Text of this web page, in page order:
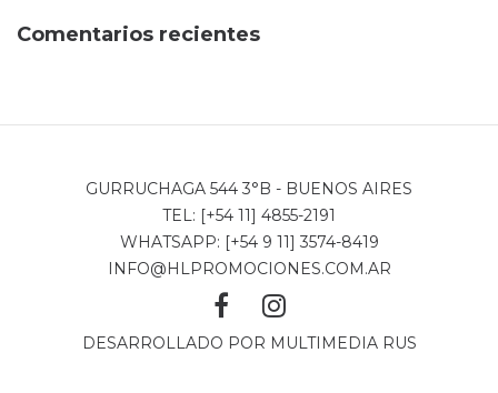
Comentarios recientes
GURRUCHAGA 544 3°B - BUENOS AIRES
TEL: [+54 11] 4855-2191
WHATSAPP: [+54 9 11] 3574-8419
INFO@HLPROMOCIONES.COM.AR
DESARROLLADO POR MULTIMEDIA RUS